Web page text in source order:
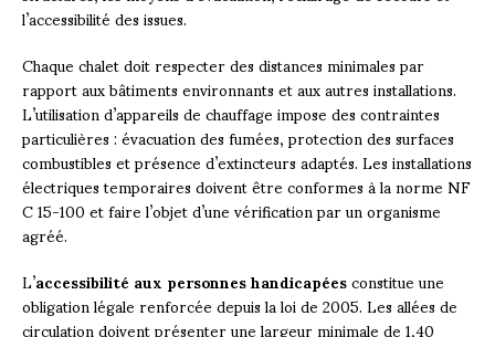
l’accessibilité des issues.
Chaque chalet doit respecter des distances minimales par
rapport aux bâtiments environnants et aux autres installations.
L’utilisation d’appareils de chauffage impose des contraintes
particulières : évacuation des fumées, protection des surfaces
combustibles et présence d’extincteurs adaptés. Les installations
électriques temporaires doivent être conformes à la norme NF
C 15-100 et faire l’objet d’une vérification par un organisme
agréé.
L’accessibilité aux personnes handicapéesconstitue une
obligation légale renforcée depuis la loi de 2005. Les allées de